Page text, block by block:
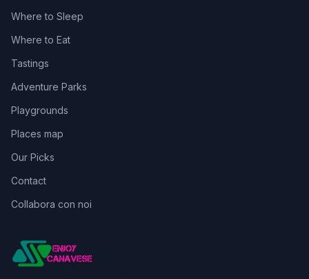
Where to Sleep
Where to Eat
Tastings
Adventure Parks
Playgrounds
Places map
Our Picks
Contact
Collabora con noi